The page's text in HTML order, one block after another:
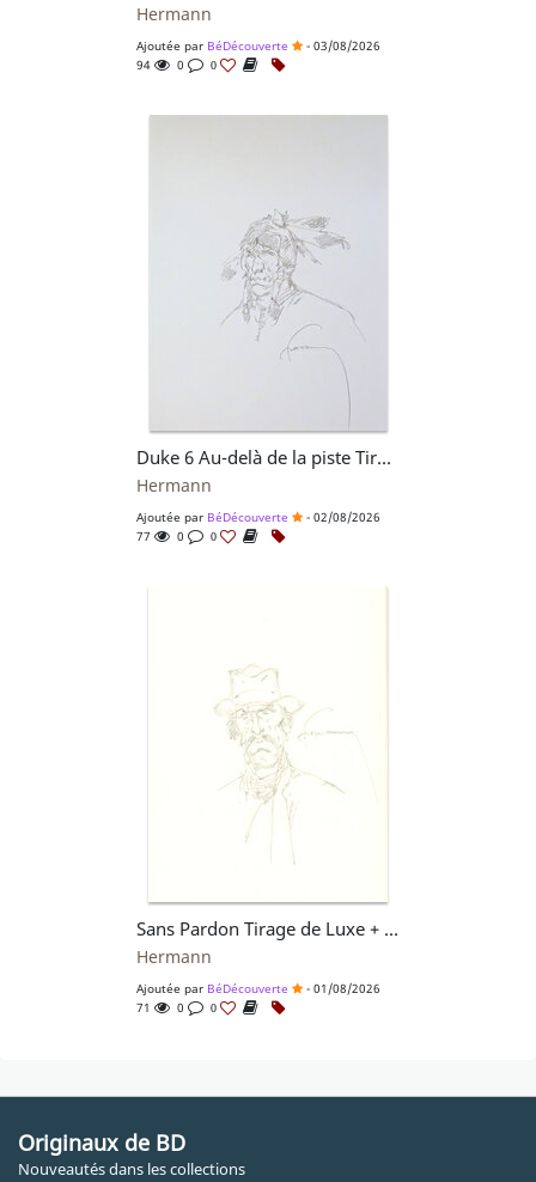
Hermann
Ajoutée par BéDécouverte
- 03/08/2026
94
0 0
Duke 6 Au-delà de la piste Tirage de Luxe + Dédicace n°298/300
Hermann
Ajoutée par BéDécouverte
- 02/08/2026
77
0 0
Sans Pardon Tirage de Luxe + Dédicace
Hermann
Ajoutée par BéDécouverte
- 01/08/2026
71
0 0
Originaux de BD
Nouveautés dans les collections